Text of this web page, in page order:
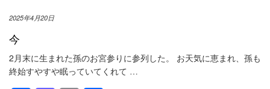
2025年4月20日
今
2月末に生まれた孫のお宮参りに参列した。 お天気に恵まれ、孫も
終始すやすや眠っていてくれて …